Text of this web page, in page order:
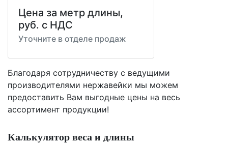
Цена за метр длины,
руб. с НДС
Уточните в отделе продаж
Благодаря сотрудничеству с ведущими
производителями нержавейки мы можем
предоставить Вам выгодные цены на весь
ассортимент продукции!
Калькулятор веса и длины